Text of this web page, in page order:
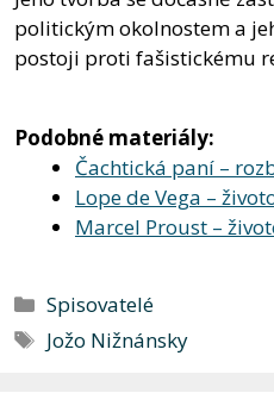
politickým okolnostem a
postoji proti fašistickému
Podobné materiály:
Čachtická paní –
Lope de Vega –
Marcel Proust –
Rubriky
Spisovatelé
Štítky
Jožo Nižnánsky